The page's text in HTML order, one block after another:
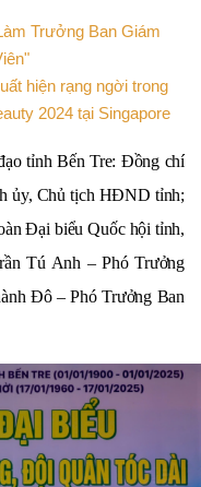
Trưởng Ban Giám
hiện rạng ngời trong
2024 tại Singapore
tỉnh Bến Tre: Đồng chí
ủy, Chủ tịch HĐND tỉnh;
Đại biểu Quốc hội tỉnh,
Tú Anh – Phó Trưởng
Đô – Phó Trưởng Ban